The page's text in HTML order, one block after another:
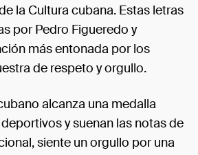
la Cultura cubana. Estas letras
por Pedro Figueredo y
más entonada por los
de respeto y orgullo.
alcanza una medalla
y suenan las notas de
siente un orgullo por una